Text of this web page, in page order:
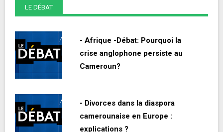
LE DÉBAT
- Afrique -Débat: Pourquoi la
crise anglophone persiste au
Cameroun?
- Divorces dans la diaspora
camerounaise en Europe :
explications ?